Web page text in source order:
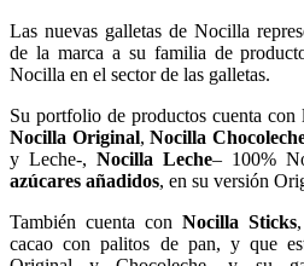
Las nuevas galletas de Nocilla
de la marca a su familia de
Nocilla en el sector de las galletas.
Su portfolio de productos cuenta con
Nocilla Original,Nocilla
y Leche-, Nocilla Leche– 100%
azúcares añadidos, en su versión
También cuenta conNocilla Sticks
cacao con palitos de pan, y que